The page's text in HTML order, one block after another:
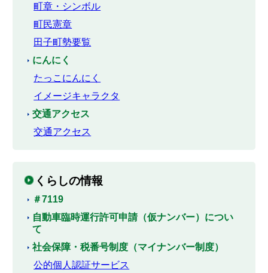
町章・シンボル
町民憲章
田子町勢要覧
にんにく
たっこにんにく
イメージキャラクタ
交通アクセス
交通アクセス
くらしの情報
＃7119
自動車臨時運行許可申請（仮ナンバー）につい
て
社会保障・税番号制度（マイナンバー制度）
公的個人認証サービス